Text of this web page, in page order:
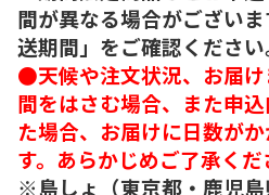
間が異なる場合がござい
送期間」をご確認ください
●天候や注文状況、お届
間をはさむ場合、また申
た場合、お届けに日数が
す。あらかじめご了承くだ
※島しょ（東京都・鹿児